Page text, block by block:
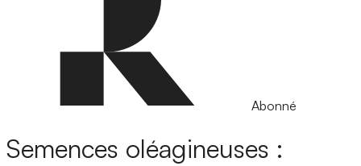
Abonné
Semences oléagineuses :